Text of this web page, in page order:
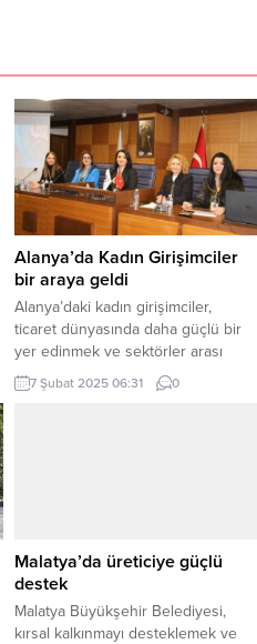
Alanya’da Kadın Girişimciler
bir araya geldi
Alanya’daki kadın girişimciler,
ticaret dünyasında daha güçlü bir
yer edinmek ve sektörler arası
işbirliklerini güçlendirmek amacıyla
Girişimci Alanya İş Kadınları derneği
katılırken, Alanya’nın farklı...
7 Şubat 2025 06:31 0
Malatya’da üreticiye güçlü
destek
Malatya Büyükşehir Belediyesi,
kırsal kalkınmayı desteklemek ve